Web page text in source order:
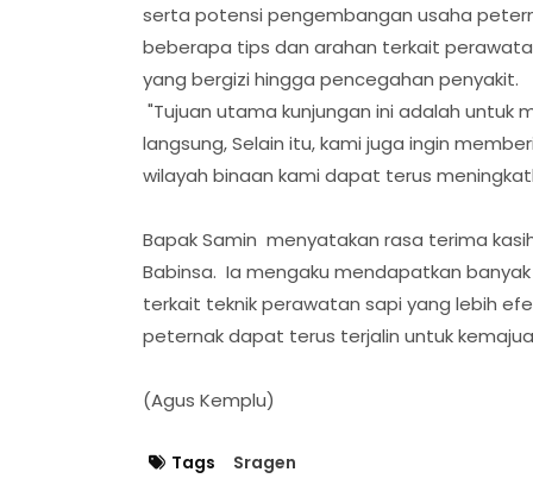
serta potensi pengembangan usaha
beberapa tips dan arahan terkait
yang bergizi hingga pencegahan penyakit.
"Tujuan utama kunjungan ini adalah untuk
langsung, Selain itu, kami juga ingin
wilayah binaan kami dapat terus
Bapak Samin menyatakan rasa terima
Babinsa. Ia mengaku mendapatkan
terkait teknik perawatan sapi yang lebih
peternak dapat terus terjalin untuk
(Agus Kemplu)
Tags Sragen